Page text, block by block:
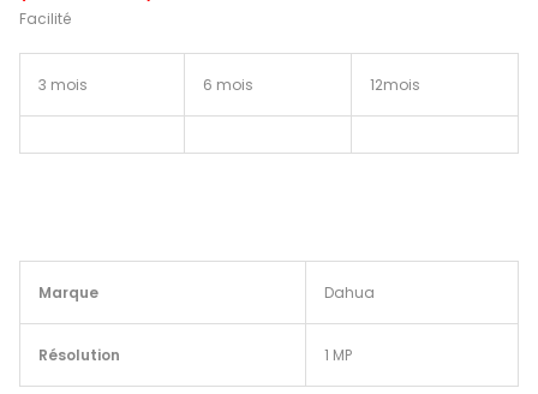
Facilité
3 mois 6 mois 12mois
Marque Dahua
Résolution 1 MP